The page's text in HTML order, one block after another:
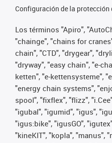
Configuración de la protección
Los términos "Apiro",
"chainge", "chains for
chain", "CTD", "drygear",
"dryway", "easy chain", "e-
ketten", "e-kettensysteme",
"energy chain systems",
spool", "fixflex", "flizz",
"igubal", "igumid", "igus",
"igus:bike", "igusGO",
"kineKIT", "kopla", "manus",